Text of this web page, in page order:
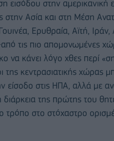
εισόδου στην αμερικανική
Ασία και στη Μέση
Ερυθραία, Αϊτή, Ιράν,
τις πιο απομονωμένες
να κάνει λόγο χθες περί
της κεντρασιατικής χώρας
είσοδο στις ΗΠΑ, αλλά με
της πρώτης του
τρόπο στο στόχαστρο